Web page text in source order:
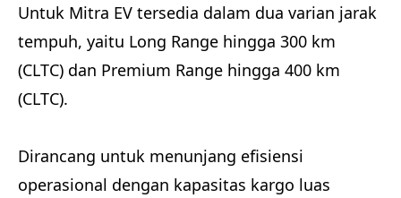
Untuk Mitra EV tersedia dalam dua varian jarak
tempuh, yaitu Long Range hingga 300 km
(CLTC) dan Premium Range hingga 400 km
(CLTC).
Dirancang untuk menunjang efisiensi
operasional dengan kapasitas kargo luas